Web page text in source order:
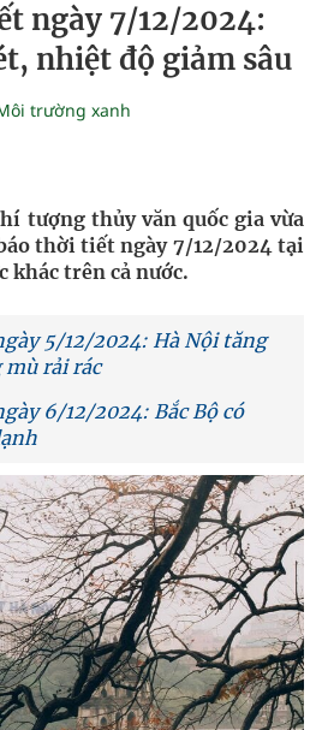
ngày 7/12/2024:
nhiệt độ giảm sâu
trường xanh
tượng thủy văn quốc gia vừa
thời tiết ngày 7/12/2024 tại
khác trên cả nước.
5/12/2024: Hà Nội tăng
rải rác
6/12/2024: Bắc Bộ có